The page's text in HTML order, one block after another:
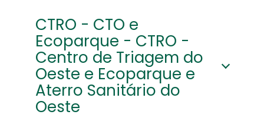
CTRO - CTO e
Ecoparque - CTRO -
Centro de Triagem do
Oeste e Ecoparque e
Aterro Sanitário do
Oeste